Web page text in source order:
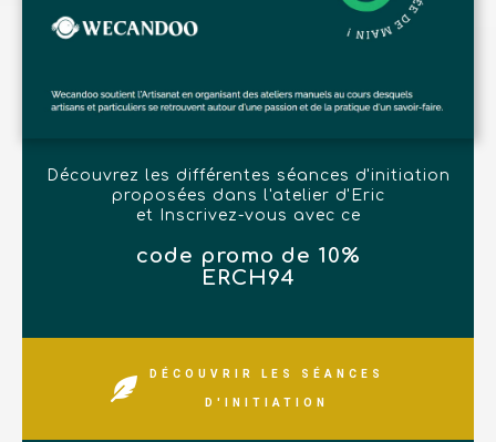
Découvrez les différentes séances d'initiation
proposées dans l'atelier d'Eric
et Inscrivez-vous avec ce
code promo de 10%
ERCH94
DÉCOUVRIR LES SÉANCES
D'INITIATION